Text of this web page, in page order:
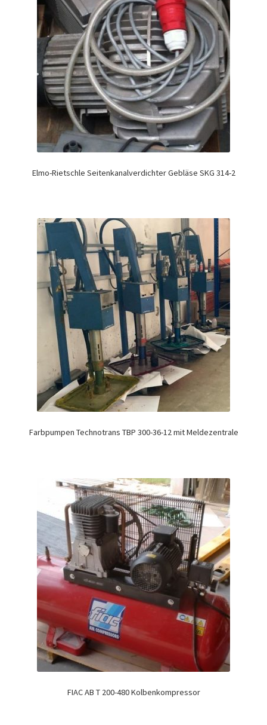
Elmo-Rietschle Seitenkanalverdichter Gebläse SKG 314-2
Farbpumpen Technotrans TBP 300-36-12 mit Meldezentrale
FIAC AB T 200-480 Kolbenkompressor